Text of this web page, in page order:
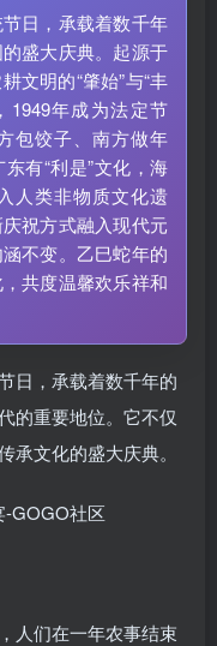
日，承载着数千年
盛大庆典。起源于
文明的“肇始”与“丰
1949年成为法定节
包饺子、南方做年
有“利是”文化，海
人类非物质文化遗
祝方式融入现代元
不变。乙巳蛇年的
共度温馨欢乐祥和
日，承载着数千年的
的重要地位。它不仅
承文化的盛大庆典。
人们在一年农事结束